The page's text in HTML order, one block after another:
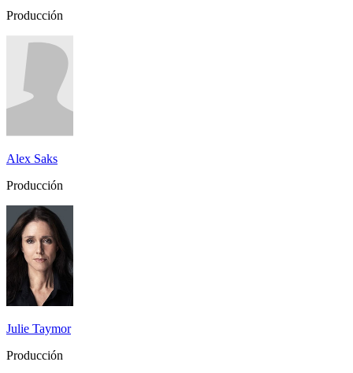
Producción
Alex Saks
Producción
Julie Taymor
Producción